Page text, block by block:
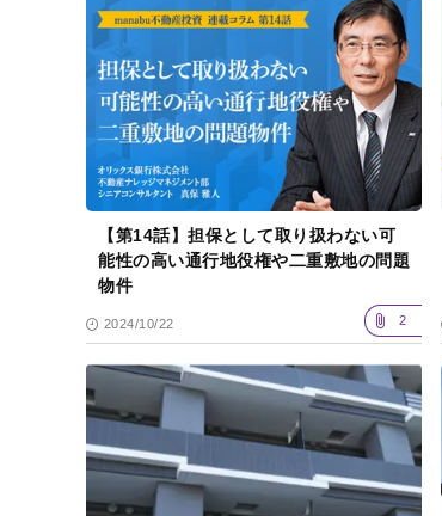
【第14話】担保として取り扱わない可
能性の高い通行地役権や二重敷地の問題
物件
2024/10/22 2